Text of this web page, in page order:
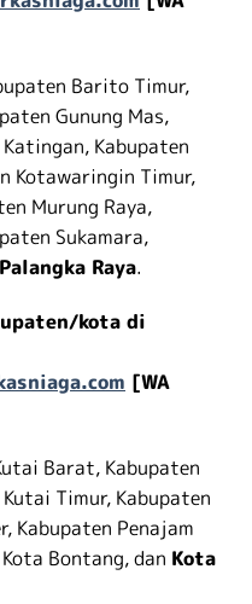
Barito Timur,
Gunung Mas,
Kabupaten
Kotawaringin Timur,
Murung Raya,
Sukamara,
Raya.
kota di
[WA
Barat, Kabupaten
Timur, Kabupaten
Kabupaten Penajam
Bontang, dan Kota